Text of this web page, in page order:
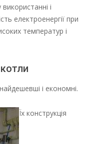
і
електроенергії при
температур і
і економні.
Їх конструкція